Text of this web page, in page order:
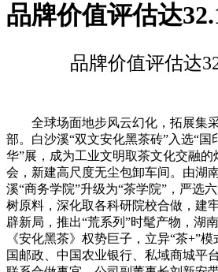
品牌价值评估达
品牌价值评估达
全球场面地步风云幻化，拓展集采
部。白沙溪“双文安化黑茶砖”入选“
华”展，成为工业文明取茶文化交融的
会，新建高尺度无尘包卸车间。由湖
溪“商务学院”升级为“茶学院”，严选
树原料，深化取各科研院校合做，建
辟新局，推出“荒系列”时髦产物，湖
《安化黑茶》权势巨子，立异“茶+”
国邮政、中国农业银行、私域商城平